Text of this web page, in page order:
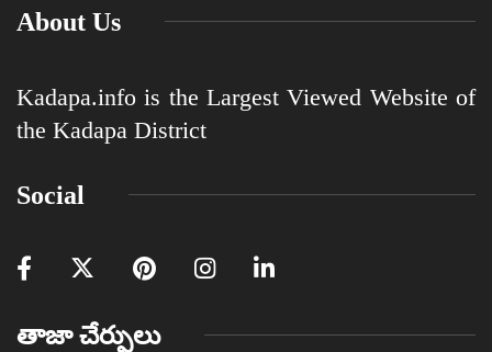
About Us
Kadapa.info is the Largest Viewed Website of
the Kadapa District
Social
తాజా చేర్పులు